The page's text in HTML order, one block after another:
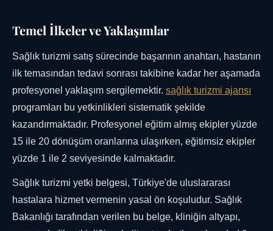
Temel İlkeler ve Yaklaşımlar
Sağlık turizmi satış sürecinde başarının anahtarı, hastanın
ilk temasından tedavi sonrası takibine kadar her aşamada
profesyonel yaklaşım sergilemektir. sağlık turizmi ajansı
programları bu yetkinlikleri sistematik şekilde
kazandırmaktadır. Profesyonel eğitim almış ekipler yüzde
15 ile 20 dönüşüm oranlarına ulaşırken, eğitimsiz ekipler
yüzde 1 ile 2 seviyesinde kalmaktadır.
Sağlık turizmi yetki belgesi, Türkiye'de uluslararası
hastalara hizmet vermenin yasal ön koşuludur. Sağlık
Bakanlığı tarafından verilen bu belge, kliniğin altyapı,